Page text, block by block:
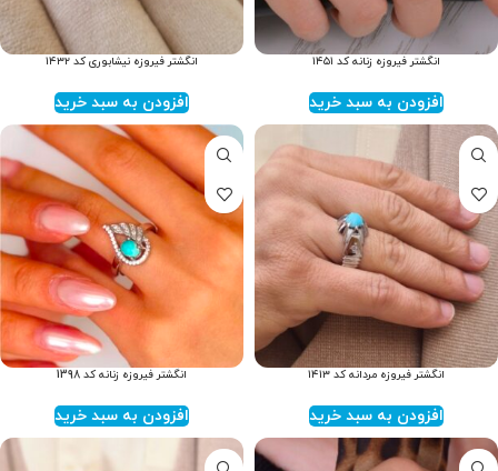
انگشتر فیروزه زنانه کد ۱۴۵۱
افزودن به سبد خرید
انگشتر فیروزه نیشابوری کد ۱۴۳۲
افزودن به سبد خرید
انگشتر فیروزه مردانه کد ۱۴۱۳
افزودن به سبد خرید
انگشتر فیروزه زنانه کد 1398
افزودن به سبد خرید